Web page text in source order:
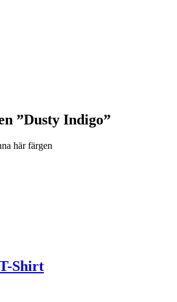
”Dusty Indigo”
här färgen
Shirt